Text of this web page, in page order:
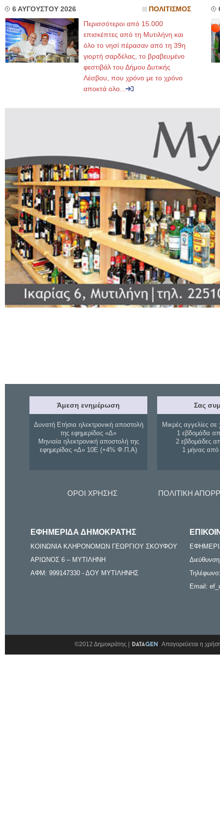
6 ΑΥΓΟΥΣΤΟΥ 2026 ΠΟΛΙΤΙΣΜΟΣ
Περισσότεροι από 15.000
επισκέπτες από τη Μυτιλήνη και
όλο το νησί πέρασαν από τη 39η
γιορτή σαρδέλας, το βραβευμένο
φεστιβάλ του Δήμου Δυτικής
Λέσβου, που χρόνο με το χρόνο
αποκτά ολο...
Άμεση ενημέρωση
Δυνατή Ετήσια ηλεκτρονική αποστολή
της εφημερίδας «Δ»
Μηνιαία ηλεκτρονική αποστολή της
εφημερίδας «Δ» 10Ε (+4% Φ.Π.Α)
Σας
Μικρές αγγελίες σε
1 εβδομάδα
2 εβδομάδες
1 μήνας
ΟΡΟΙ ΧΡΗΣΗΣ ΠΟΛΙΤΙΚΗ
ΕΦΗΜΕΡΙΔΑ ΔΗΜΟΚΡΑΤΗΣ
ΚΟΙΝΩΝΙΑ ΚΛΗΡΟΝΟΜΩΝ ΓΕΩΡΓΙΟΥ ΣΚΟΥΦΟΥ
ΑΡΙΩΝΟΣ 6 – ΜΥΤΙΛΗΝΗ
ΑΦΜ: 999147330 - ΔΟΥ ΜΥΤΙΛΗΝΗΣ
Email:
©2012 Δημοκράτης | Απαγορεύεται η